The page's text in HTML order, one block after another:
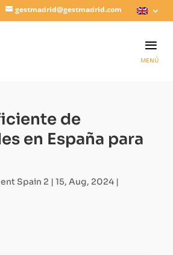
gestmadrid@gestmadrid.com
de
en España para
Spain 2 | 15, Aug, 2024 |